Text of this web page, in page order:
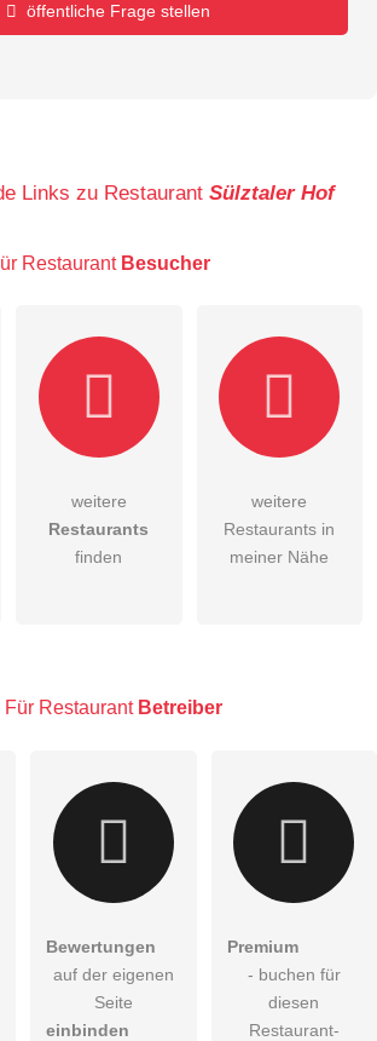
öffentliche Frage stellen
(wird nicht veröffentlicht)
ich dieAGB
habe ich zur Kenntnis genommen.
.
Links zu Restaurant Sülztaler Hof
Restaurant Besucher
weitere
Restaurants
finden
weitere
Restaurants in
meiner Nähe
Für Restaurant Betreiber
Bewertungen
auf der eigenen
Seite
einbinden
Premium
- buchen für
diesen
Restaurant-